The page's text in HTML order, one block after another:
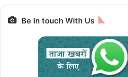
Be In touch With Us